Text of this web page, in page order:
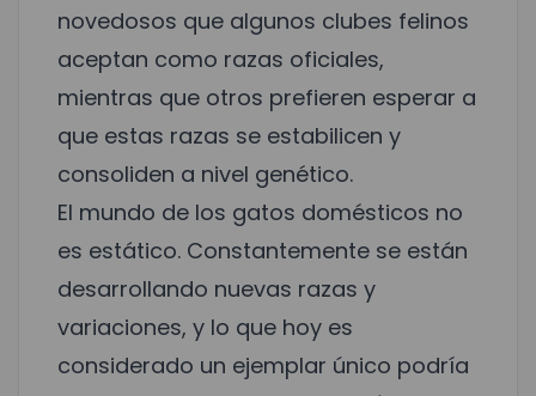
novedosos que algunos clubes felinos
aceptan como razas oficiales,
mientras que otros prefieren esperar a
que estas razas se estabilicen y
consoliden a nivel genético.
El mundo de los gatos domésticos no
es estático. Constantemente se están
desarrollando nuevas razas y
variaciones, y lo que hoy es
considerado un ejemplar único podría